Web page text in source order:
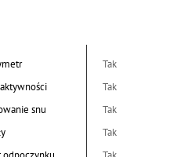
Tak
Tak
snu
Tak
Tak